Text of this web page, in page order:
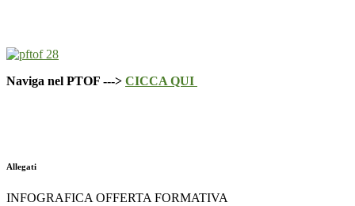
Naviga nel PTOF ---> CICCA QUI
Allegati
INFOGRAFICA OFFERTA FORMATIVA